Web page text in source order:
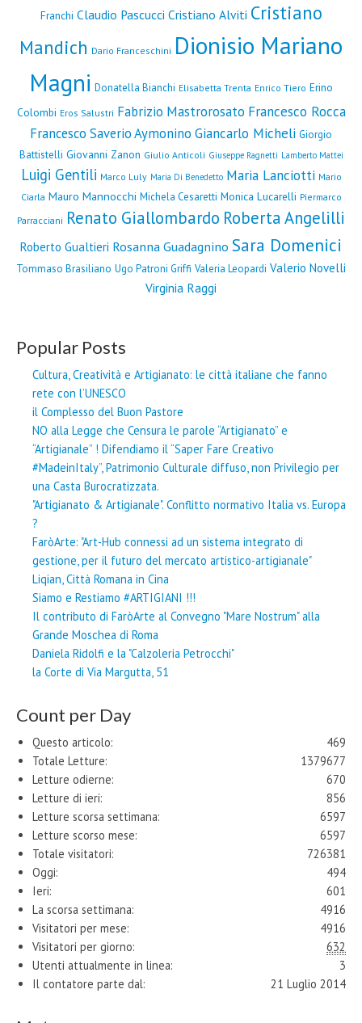
Franchi Claudio Pascucci Cristiano Alviti Cristiano
Mandich Dario Franceschini Dionisio Mariano
Magni Donatella Bianchi Elisabetta Trenta Enrico Tiero Erino
Colombi Eros Salustri Fabrizio Mastrorosato Francesco Rocca
Francesco Saverio Aymonino Giancarlo Micheli Giorgio
Battistelli Giovanni Zanon Giulio Anticoli Giuseppe Ragnetti Lamberto Mattei
Luigi Gentili Marco Luly Maria Di Benedetto Maria Lanciotti Mario
Ciarla Mauro Mannocchi Michela Cesaretti Monica Lucarelli Piermarco
Parracciani Renato Giallombardo Roberta Angelilli
Roberto Gualtieri Rosanna Guadagnino Sara Domenici
Tommaso Brasiliano Ugo Patroni Griffi Valeria Leopardi Valerio Novelli
Virginia Raggi
Popular Posts
Cultura, Creatività e Artigianato: le città italiane che fanno
rete con l’UNESCO
il Complesso del Buon Pastore
NO alla Legge che Censura le parole “Artigianato” e
“Artigianale” ! Difendiamo il “Saper Fare Creativo
#MadeinItaly”, Patrimonio Culturale diffuso, non Privilegio per
una Casta Burocratizzata.
"Artigianato & Artigianale". Conflitto normativo Italia vs. Europa
?
FaròArte: "Art-Hub connessi ad un sistema integrato di
gestione, per il futuro del mercato artistico-artigianale"
Liqian, Città Romana in Cina
Siamo e Restiamo #ARTIGIANI !!!
Il contributo di FaròArte al Convegno "Mare Nostrum" alla
Grande Moschea di Roma
Daniela Ridolfi e la "Calzoleria Petrocchi"
la Corte di Via Margutta, 51
Count per Day
469
Questo articolo:
1379677
Totale Letture:
670
Letture odierne:
856
Letture di ieri:
6597
Letture scorsa settimana:
6597
Letture scorso mese:
726381
Totale visitatori:
494
Oggi:
601
Ieri:
4916
La scorsa settimana:
4916
Visitatori per mese:
632
Visitatori per giorno:
3
Utenti attualmente in linea:
21 Luglio 2014
Il contatore parte dal: